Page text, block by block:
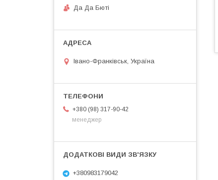
Да Да Бюті
Івано-Франківськ, Україна
+380 (98) 317-90-42
менеджер
+380983179042